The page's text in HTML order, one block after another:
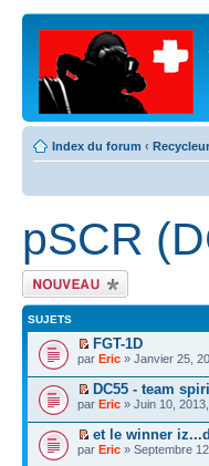
Index du forum ‹
pSCR
Écrire un nouveau
sujet
SUJETS
FGT-1D
par Eric » Janvier 25,
DC55 - team
par Eric » Juin 10,
et le winner
par Eric » Septembre